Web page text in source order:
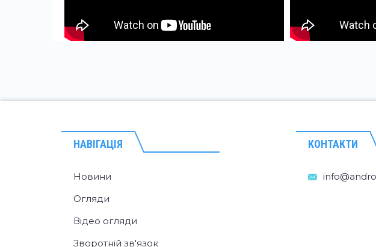
НАВІГАЦІЯ
Новини
Огляди
Відео огляди
Зворотній зв'язок
КОНТАКТИ